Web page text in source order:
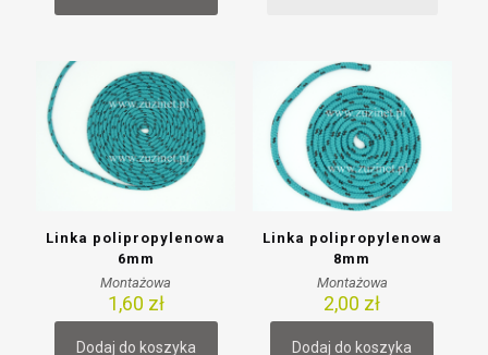
Linka polipropylenowa
6mm
Montażowa
1,60 zł
Dodaj do koszyka
Linka polipropylenowa
8mm
Montażowa
2,00 zł
Dodaj do koszyka